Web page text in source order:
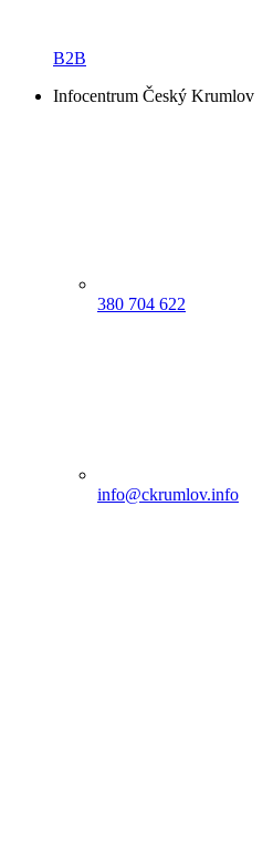
B2B
Infocentrum Český Krumlov
380 704 622
info@ckrumlov.info